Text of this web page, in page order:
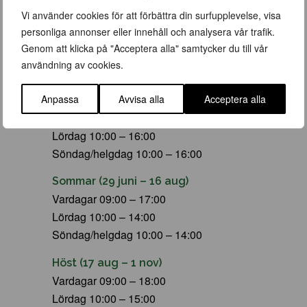
Vi använder cookies för att förbättra din surfupplevelse, visa
personliga annonser eller innehåll och analysera vår trafik.
Genom att klicka på "Acceptera alla" samtycker du till vår
användning av cookies.
Anpassa Avvisa alla Acceptera alla
ÖPPETTIDER
Vår (23 mars – 28 juni)
Vardagar 09:00 – 19:00
Lördag 10:00 – 16:00
Söndag/helgdag 10:00 – 16:00
Sommar (29 juni – 16 aug)
Vardagar 09:00 – 17:00
Lördag 10:00 – 14:00
Söndag/helgdag 10:00 – 14:00
Höst (17 aug – 1 nov)
Vardagar 09:00 – 18:00
Lördag 10:00 – 15:00